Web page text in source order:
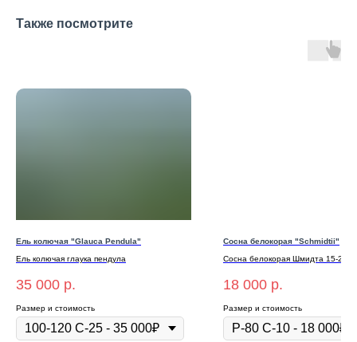
Также посмотрите
Ель колючая "Glauca Pendula"
Ель колючая глаука пендула
35 000 р.
Размер и стоимость
Сосна белокорая "Schmidtii"
Сосна белокорая Шмидта 15-20
18 000 р.
Размер и стоимость